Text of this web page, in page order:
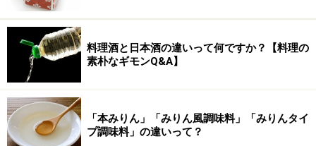
発酵も腐敗も微生物による食品の変化です。そのため、
理論的には発酵した食品が腐敗することはありません。
しかし市販の発酵食品である納豆、ヨーグルト、味噌、
醤油などには、いずれも「賞味期限」が書かれています
ね。腐敗することがないのであれば、賞味期限を表示す
る必要はないのではと思う人もいるかもしれません。し
料理酒と日本酒の違いって何ですか？【料理の
素朴なギモンQ&A】
「本みりん」「みりん風調味料」「みりんタイ
プ調味料」の違いって？